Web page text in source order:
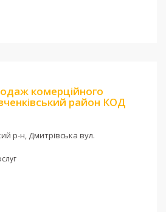
комерційного
район КОД
р-н, Дмитрівська вул.